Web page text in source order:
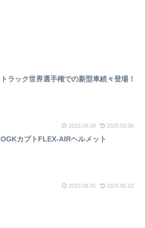
トラック世界選手権での新型車続々登場！
2023.08.09 2025.03.06
OGKカブトFLEX-AIRヘルメット
2023.08.05 2025.05.02